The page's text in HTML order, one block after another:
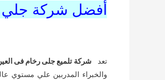
أفضل شركة جلي
تعد شركة تلميع جلى رخام فى
والخبراء المدربين علي مستوي